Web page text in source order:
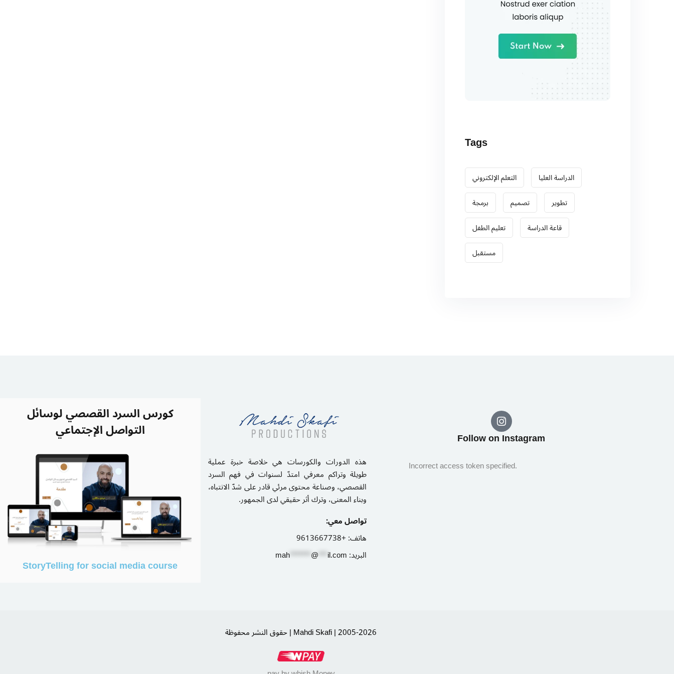
Tags
التعلم الإلكتروني
الدراسة العليا
برمجة
تصميم
تطوير
تعليم الطفل
قاعة الدراسة
مستقبل
كورس السرد القصصي لوسائل
التواصل الإجتماعي
StoryTelling for social media course
هذه الدورات والكورسات هي خلاصة خبرة عملية
طويلة وتراكم معرفي امتدّ لسنوات في فهم السرد
القصصي، وصناعة محتوى مرئي قادر على شدّ الانتباه،
وبناء المعنى، وترك أثر حقيقي لدى الجمهور.
تواصل معي:
هاتف:+9613667738
البريد:
mah*******@***il.com
Follow on Instagram​
Incorrect access token specified.
حقوق النشر محفوظة | Mahdi Skafi | 2005-2026